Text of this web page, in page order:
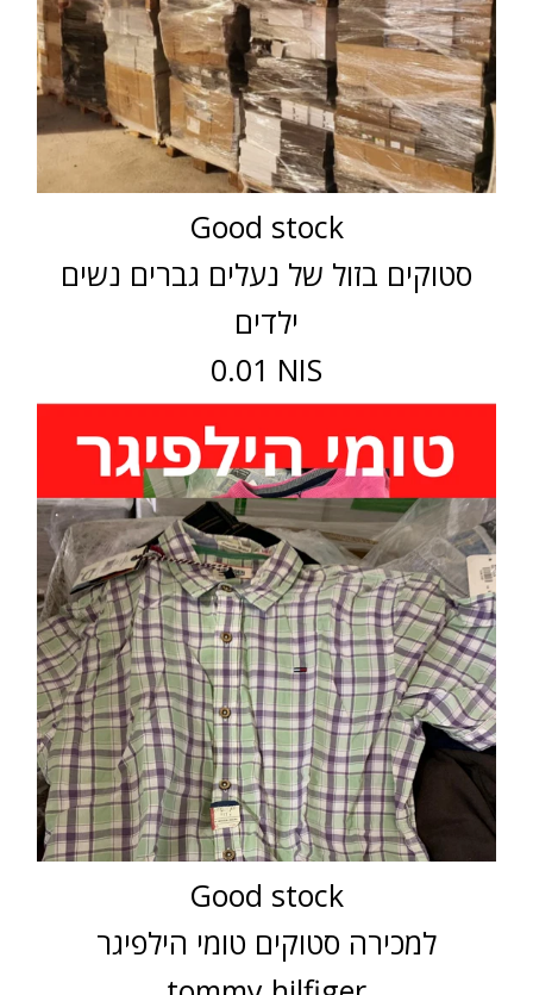
Good stock
סטוקים בזול של נעלים גברים נשים
ילדים
0.01 NIS
Good stock
למכירה סטוקים טומי הילפיגר